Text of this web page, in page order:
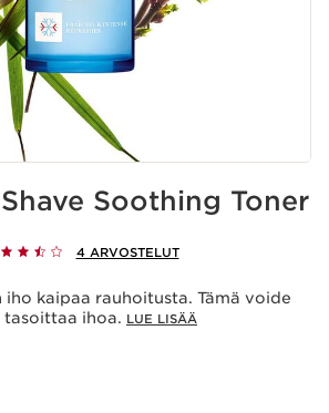
Soothing Toner
4 ARVOSTELUT
iho kaipaa rauhoitusta. Tämä voide
tasoittaa ihoa. LUE LISÄÄ